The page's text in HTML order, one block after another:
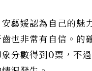
藝媛認為自己的
也非常有自信。
分數得到0票，不